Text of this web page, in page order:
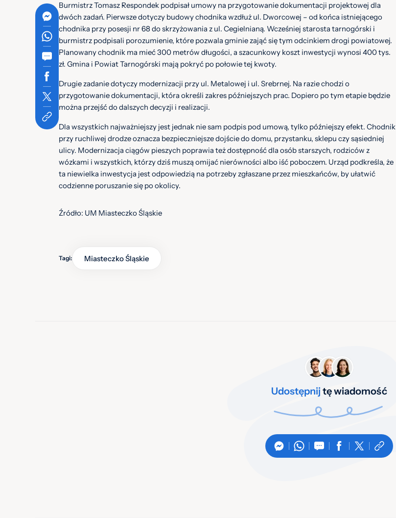
Burmistrz Tomasz Respondek podpisał umowy na przygotowanie dokumentacji projektowej dla
dwóch zadań. Pierwsze dotyczy budowy chodnika wzdłuż ul. Dworcowej – od końca istniejącego
chodnika przy posesji nr 68 do skrzyżowania z ul. Cegielnianą. Wcześniej starosta tarnogórski i
burmistrz podpisali porozumienie, które pozwala gminie zająć się tym odcinkiem drogi powiatowej.
Planowany chodnik ma mieć 300 metrów długości, a szacunkowy koszt inwestycji wynosi 400 tys.
zł. Gmina i Powiat Tarnogórski mają pokryć po połowie tej kwoty.
Drugie zadanie dotyczy modernizacji przy ul. Metalowej i ul. Srebrnej. Na razie chodzi o
przygotowanie dokumentacji, która określi zakres późniejszych prac. Dopiero po tym etapie będzie
można przejść do dalszych decyzji i realizacji.
Dla wszystkich najważniejszy jest jednak nie sam podpis pod umową, tylko późniejszy efekt. Chodnik
przy ruchliwej drodze oznacza bezpieczniejsze dojście do domu, przystanku, sklepu czy sąsiedniej
ulicy. Modernizacja ciągów pieszych poprawia też dostępność dla osób starszych, rodziców z
wózkami i wszystkich, którzy dziś muszą omijać nierówności albo iść poboczem. Urząd podkreśla, że
ta niewielka inwestycja jest odpowiedzią na potrzeby zgłaszane przez mieszkańców, by ułatwić
codzienne poruszanie się po okolicy.
Źródło: UM Miasteczko Śląskie
Tagi: Miasteczko Śląskie
Udostępnij tę wiadomość